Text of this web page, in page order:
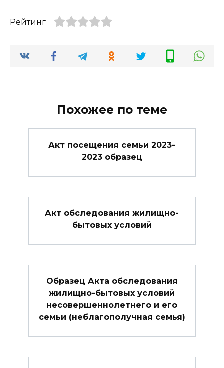
Рейтинг
Похожее по теме
Акт посещения семьи 2023-
2023 образец
Акт обследования жилищно-
бытовых условий
Образец Акта обследования
жилищно-бытовых условий
несовершеннолетнего и его
семьи (неблагополучная семья)